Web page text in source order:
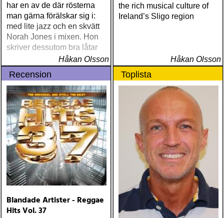
har en av de där rösterna
man gärna förälskar sig i:
med lite jazz och en skvätt
Norah Jones i mixen. Hon
skriver dessutom bra låtar
Håkan Olsson
the rich musical culture of
Ireland’s Sligo region
Håkan Olsson
Recension
Blandade Artister - Reggae
Hits Vol. 37
Toplista